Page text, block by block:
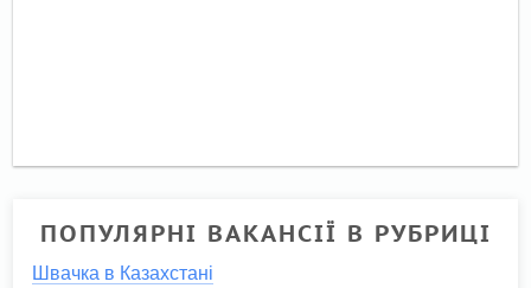
ПОПУЛЯРНІ ВАКАНСІЇ В РУБРИЦІ
Швачка в Казахстані